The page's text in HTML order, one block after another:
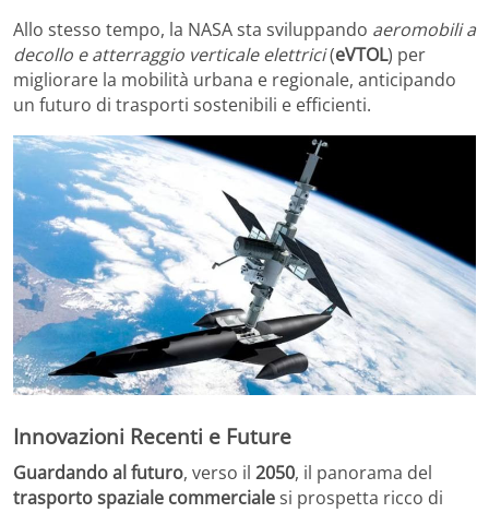
Allo stesso tempo, la NASA sta sviluppando aeromobili a
decollo e atterraggio verticale elettrici(eVTOL) per
migliorare la mobilità urbana e regionale, anticipando
un futuro di trasporti sostenibili e efficienti.
Innovazioni Recenti e Future
Guardando al futuro, verso il 2050, il panorama del
trasporto spaziale commercialesi prospetta ricco di